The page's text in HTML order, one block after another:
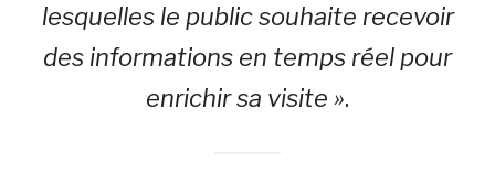
lesquelles le public souhaite recevoir
des informations en temps réel pour
enrichir sa visite ».